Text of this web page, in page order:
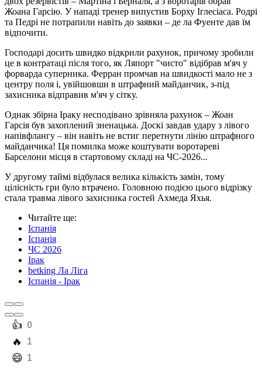
Жоана Гарсію. У нападі тренер випустив Борху Іглесіаса. Родрі
та Педрі не потрапили навіть до заявки – де ла Фуенте дав їм
відпочити.
Господарі досить швидко відкрили рахунок, причому зробили
це в контратаці після того, як Ляпорт "чисто" відібрав м'яч у
форварда суперника. Ферран промчав на швидкості мало не з
центру поля і, увійшовши в штрафний майданчик, з-під
захисника відправив м'яч у сітку.
Однак збірна Іраку несподівано зрівняла рахунок – Жоан
Гарсія був захоплений зненацька. Доскі завдав удару з лівого
напівфлангу – він навіть не встиг перетнути лінію штрафного
майданчика! Ця помилка може коштувати воротареві
Барселони місця в стартовому складі на ЧС-2026...
У другому таймі відбулася велика кількість замін, тому
цілісність гри було втрачено. Головною подією цього відрізку
стала травма лівого захисника гостей Ахмеда Яхья.
Читайте ще:
Іспанія
Іспанія
ЧС 2026
Ірак
betking Ла Ліга
Іспанія - Ірак
️👍 0
️🔥 1
️😄 1